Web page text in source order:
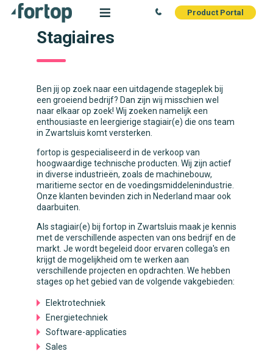
Product Portal
Stagiaires
Ben jij op zoek naar een uitdagende stageplek bij
een groeiend bedrijf? Dan zijn wij misschien wel
naar elkaar op zoek! Wij zoeken namelijk een
enthousiaste en leergierige stagiair(e) die ons team
in Zwartsluis komt versterken.
fortop is gespecialiseerd in de verkoop van
hoogwaardige technische producten. Wij zijn actief
in diverse industrieën, zoals de machinebouw,
maritieme sector en de voedingsmiddelenindustrie.
Onze klanten bevinden zich in Nederland maar ook
daarbuiten.
Als stagiair(e) bij fortop in Zwartsluis maak je kennis
met de verschillende aspecten van ons bedrijf en de
markt. Je wordt begeleid door ervaren collega's en
krijgt de mogelijkheid om te werken aan
verschillende projecten en opdrachten. We hebben
stages op het gebied van de volgende vakgebieden:
Elektrotechniek
Energietechniek
Software-applicaties
Sales